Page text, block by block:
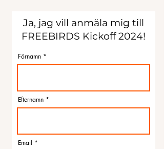
Ja, jag vill anmäla mig till
FREEBIRDS Kickoff 2024!
Förnamn
Efternamn
Email